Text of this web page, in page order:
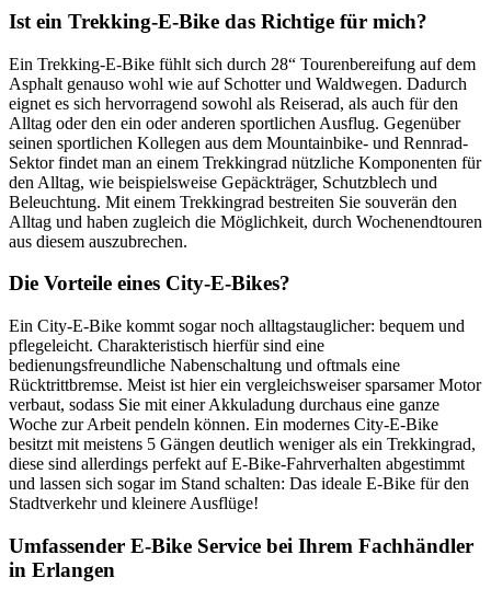
Ist ein Trekking-E-Bike das Richtige für mich?
Ein Trekking-E-Bike fühlt sich durch 28“ Tourenbereifung auf dem
Asphalt genauso wohl wie auf Schotter und Waldwegen. Dadurch
eignet es sich hervorragend sowohl als Reiserad, als auch für den
Alltag oder den ein oder anderen sportlichen Ausflug. Gegenüber
seinen sportlichen Kollegen aus dem Mountainbike- und Rennrad-
Sektor findet man an einem Trekkingrad nützliche Komponenten für
den Alltag, wie beispielsweise Gepäckträger, Schutzblech und
Beleuchtung. Mit einem Trekkingrad bestreiten Sie souverän den
Alltag und haben zugleich die Möglichkeit, durch Wochenendtouren
aus diesem auszubrechen.
Die Vorteile eines City-E-Bikes?
Ein City-E-Bike kommt sogar noch alltagstauglicher: bequem und
pflegeleicht. Charakteristisch hierfür sind eine
bedienungsfreundliche Nabenschaltung und oftmals eine
Rücktrittbremse. Meist ist hier ein vergleichsweiser sparsamer Motor
verbaut, sodass Sie mit einer Akkuladung durchaus eine ganze
Woche zur Arbeit pendeln können. Ein modernes City-E-Bike
besitzt mit meistens 5 Gängen deutlich weniger als ein Trekkingrad,
diese sind allerdings perfekt auf E-Bike-Fahrverhalten abgestimmt
und lassen sich sogar im Stand schalten: Das ideale E-Bike für den
Stadtverkehr und kleinere Ausflüge!
Umfassender E-Bike Service bei Ihrem Fachhändler
in Erlangen